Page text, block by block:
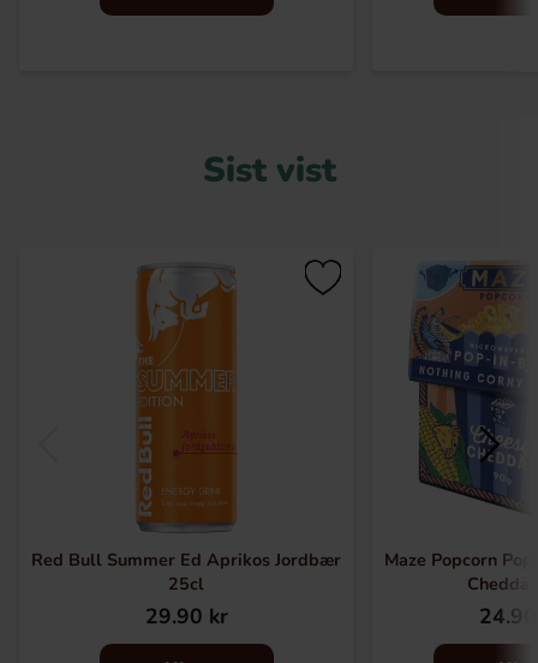
Sist vist
Red Bull Summer Ed Aprikos Jordbær
25cl
29.90 kr
Maze Popcorn